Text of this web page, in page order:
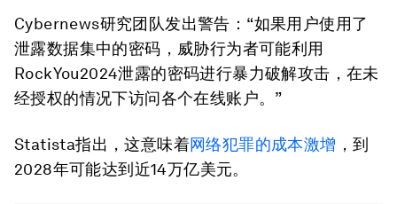
Cybernews研究团队发出警告：“如果用户使用了
泄露数据集中的密码，威胁行为者可能利用
RockYou2024泄露的密码进行暴力破解攻击，在未
经授权的情况下访问各个在线账户。”
Statista指出，这意味着网络犯罪的成本激增 ，到
2028年可能达到近14万亿美元。